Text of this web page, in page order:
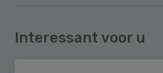
Interessant voor u